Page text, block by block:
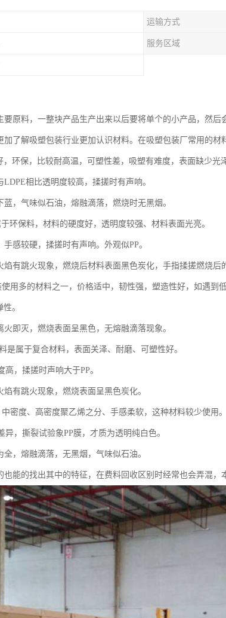
运输方式
服务区域
要原料，一整块产品生产出来以后要将单个的小产品，然
了解吸塑包装行业更加认识材料。在吸塑包装厂常用的材
，环保，比较耐高温，可塑性差，吸塑有难度，表面缺少光
相比透明度较高，揉搓时有声响。
，气味似石油，熔融滴落，燃烧时无黑烟。
环保料，材料的硬度好，透明度较强、材料表面光亮。
感较硬，揉搓时有声响。外观似PP。
有跳火现象，燃烧后材料表面黑色炭化，手指揉搓燃烧后
用多的材料之一，价格适中，韧性强，塑造性好，如遇到
。
即灭，燃烧表面呈黑色，无熔融滴落现象。
是属于复合材料，表面关泽、耐磨、可塑性好。
，揉搓时声响大于PP。
有跳火现象，燃烧表面呈黑色炭化。
中密度、高密度聚乙烯之分、手感柔软，这种材料较少使用
，撕裂试验象PP膜，才质为透明纯白色。
，熔融滴落，无黑烟，气味似石油。
能的找出其中的特征，在费料回收区别时经常也会弄混，